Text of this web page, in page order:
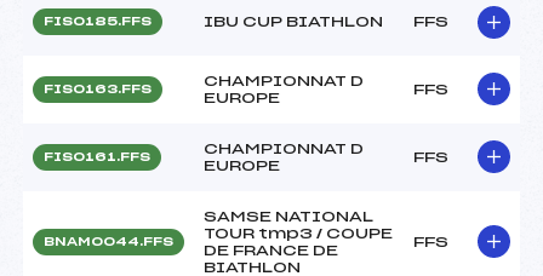
FIS0185.FFS IBU CUP BIATHLON FFS
FIS0163.FFS
CHAMPIONNAT D
EUROPE
FFS
FIS0161.FFS
CHAMPIONNAT D
EUROPE
FFS
BNAM0044.FFS
SAMSE NATIONAL
TOUR tmp3 / COUPE
DE FRANCE DE
BIATHLON
FFS